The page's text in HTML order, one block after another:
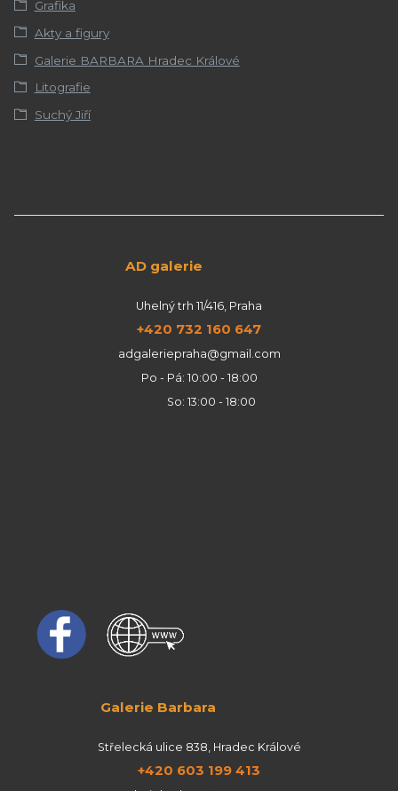
Grafika
Akty a figury
Galerie BARBARA Hradec Králové
Litografie
Suchý Jiří
AD galerie
Uhelný trh 11/416, Praha
+420 732 160 647
adgaleriepraha@gmail.com
Po - Pá: 10:00 - 18:00
So: 13:00 - 18:00
Galerie Barbara
Střelecká ulice 838, Hradec Králové
+420 603 199 413